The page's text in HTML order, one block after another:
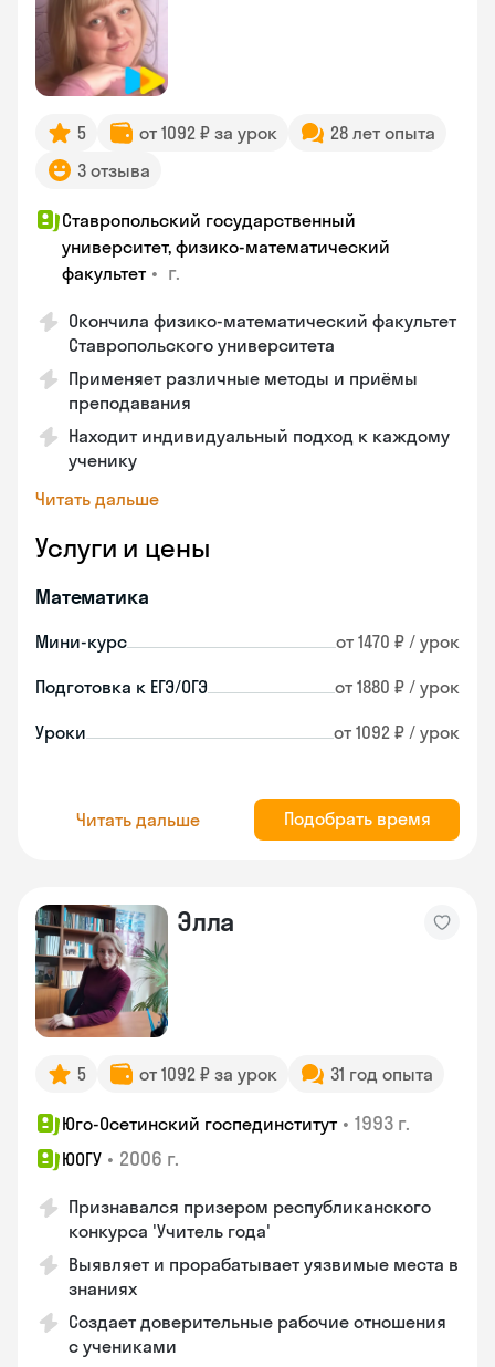
5 от 1092 ₽ за урок
28 лет опыта
3 отзыва
Ставропольский государственный
университет, физико-математический
факультет • г.
Окончила физико-математический факультет
Ставропольского университета
Применяет различные методы и приёмы
преподавания
Находит индивидуальный подход к каждому
ученику
Читать дальше
Услуги и цены
Математика
Мини-курс от 1470 ₽ / урок
Подготовка к ЕГЭ/ОГЭ от 1880 ₽ / урок
Уроки от 1092 ₽ / урок
Читать дальше Подобрать время
Элла
5 от 1092 ₽ за урок 31 год опыта
Юго-Осетинский госпединститут • 1993 г.
ЮОГУ • 2006 г.
Признавался призером республиканского
конкурса 'Учитель года'
Выявляет и прорабатывает уязвимые места в
знаниях
Создает доверительные рабочие отношения
с учениками